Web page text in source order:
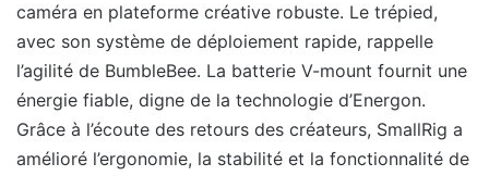
caméra en plateforme créative robuste. Le trépied,
avec son système de déploiement rapide, rappelle
l’agilité de BumbleBee. La batterie V-mount fournit une
énergie fiable, digne de la technologie d’Energon.
Grâce à l’écoute des retours des créateurs, SmallRig a
amélioré l’ergonomie, la stabilité et la fonctionnalité de